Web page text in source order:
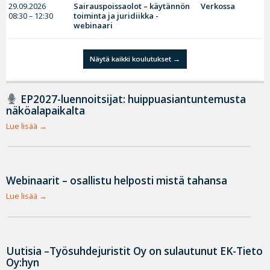
29.09.2026
08:30 – 12:30
Sairauspoissaolot – käytännön
toiminta ja juridiikka -
webinaari
Verkossa
Näytä kaikki koulutukset
EP2027-luennoitsijat: huippuasiantuntemusta
näköalapaikalta
Lue lisää
Webinaarit – osallistu helposti mistä tahansa
Lue lisää
Uutisia –Työsuhdejuristit Oy on sulautunut EK-Tieto
Oy:hyn